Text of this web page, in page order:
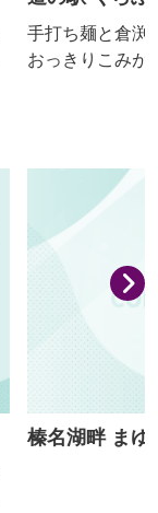
み)
手打ち麺と倉渕
おっきりこみが
gurinosato/
榛名湖畔 まゆ